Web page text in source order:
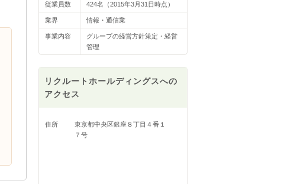
従業員数 424名（2015年3月31日時点）
業界 情報・通信業
事業内容
グループの経営方針策定・経営
管理
リクルートホールディングスへの
アクセス
住所
東京都中央区銀座８丁目４番１
７号